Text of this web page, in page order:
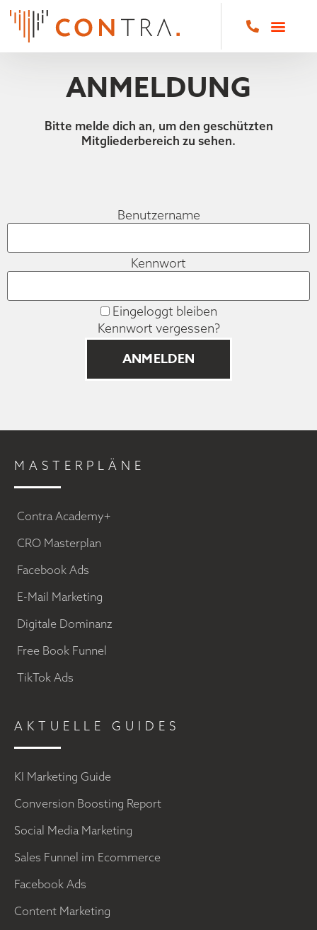
ANMELDUNG
Bitte melde dich an, um den geschützten
Mitgliederbereich zu sehen.
Benutzername
Kennwort
Eingeloggt bleiben
Kennwort vergessen?
MASTERPLÄNE
Contra Academy+
CRO Masterplan
Facebook Ads
E-Mail Marketing
Digitale Dominanz
Free Book Funnel
TikTok Ads
AKTUELLE GUIDES
KI Marketing Guide
Conversion Boosting Report
Social Media Marketing
Sales Funnel im Ecommerce
Facebook Ads
Content Marketing